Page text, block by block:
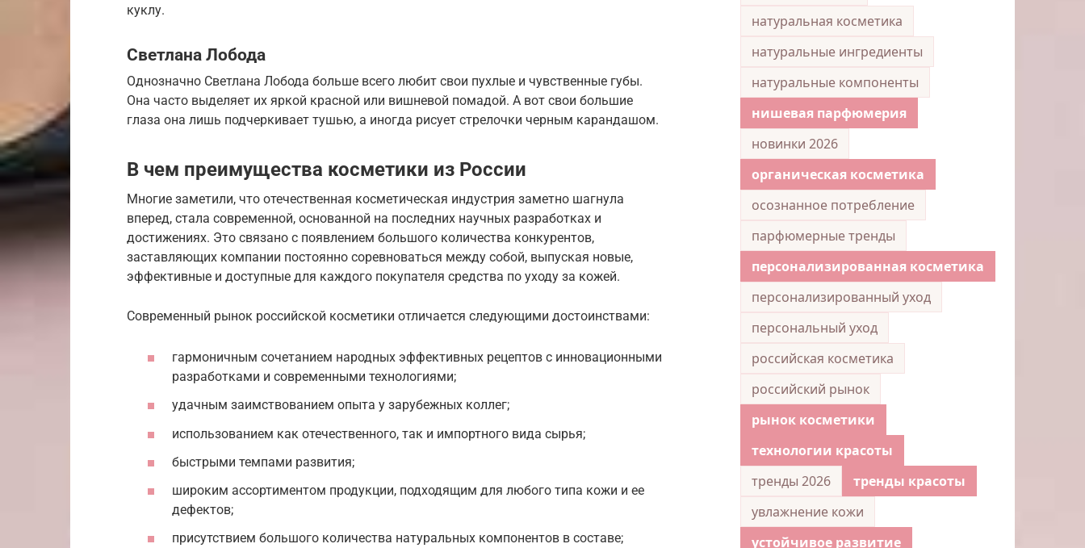
куклу.
Светлана Лобода
Однозначно Светлана Лобода больше всего любит свои пухлые и чувственные губы.
Она часто выделяет их яркой красной или вишневой помадой. А вот свои большие
глаза она лишь подчеркивает тушью, а иногда рисует стрелочки черным карандашом.
В чем преимущества косметики из России
Многие заметили, что отечественная косметическая индустрия заметно шагнула
вперед, стала современной, основанной на последних научных разработках и
достижениях. Это связано с появлением большого количества конкурентов,
заставляющих компании постоянно соревноваться между собой, выпуская новые,
эффективные и доступные для каждого покупателя средства по уходу за кожей.
Современный рынок российской косметики отличается следующими достоинствами:
гармоничным сочетанием народных эффективных рецептов с инновационными
разработками и современными технологиями;
удачным заимствованием опыта у зарубежных коллег;
использованием как отечественного, так и импортного вида сырья;
быстрыми темпами развития;
широким ассортиментом продукции, подходящим для любого типа кожи и ее
дефектов;
присутствием большого количества натуральных компонентов в составе;
натуральная косметика
натуральные ингредиенты
натуральные компоненты
нишевая парфюмерия
новинки 2026
органическая косметика
осознанное потребление
парфюмерные тренды
персонализированная косметика
персонализированный уход
персональный уход
российская косметика
российский рынок
рынок косметики
технологии красоты
тренды 2026
тренды красоты
увлажнение кожи
устойчивое развитие